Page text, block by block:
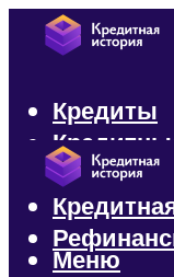
Кредиты
Меню